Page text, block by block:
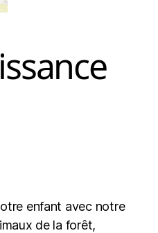
enfant avec notre
de la forêt,